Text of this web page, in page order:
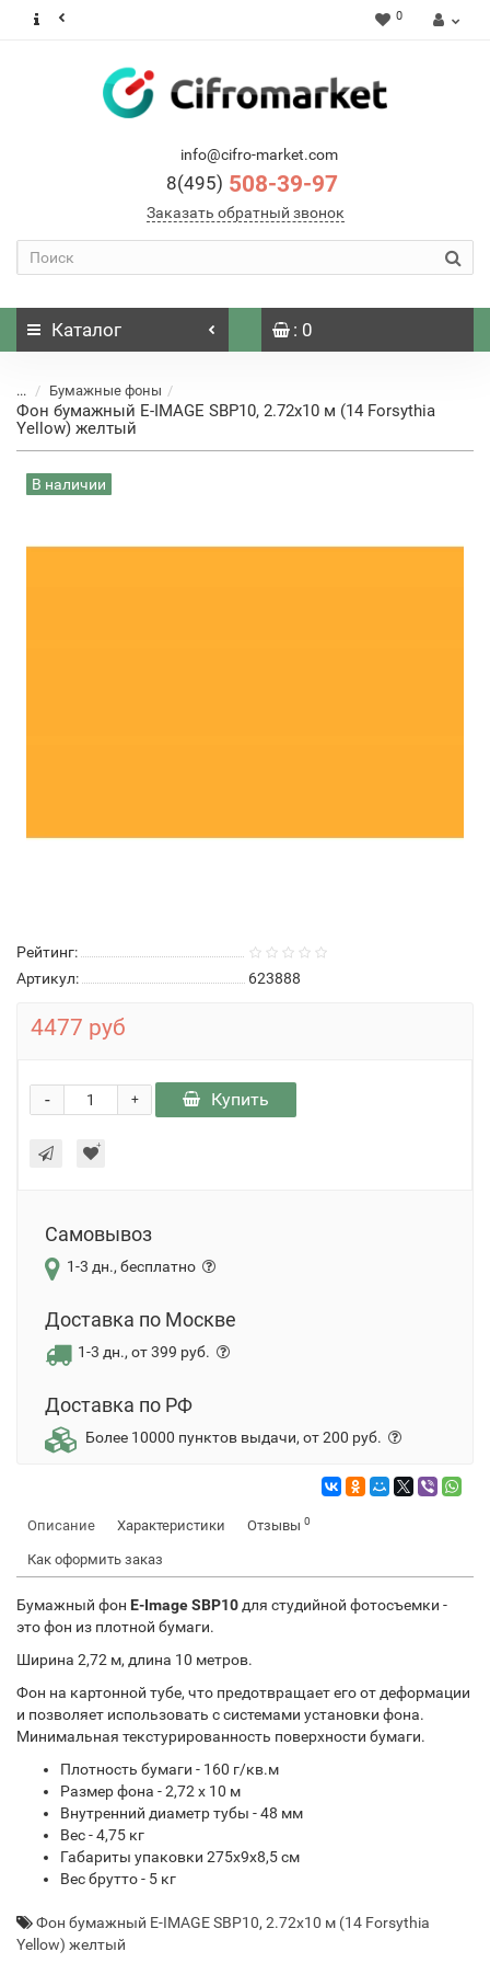
0
info@cifro-market.com
8(495) 508-39-97
Заказать обратный звонок
Каталог : 0
... Бумажные фоны
Фон бумажный E-IMAGE SBP10, 2.72х10 м (14 Forsythia
Yellow) желтый
В наличии
Рейтинг:
Артикул:
623888
4477 руб
+
- Купить
Самовывоз
1-3 дн., бесплатно
Доставка по Москве
1-3 дн., от 399 руб.
Доставка по РФ
Более 10000 пунктов выдачи, от 200 руб.
Описание Характеристики Отзывы 0
Как оформить заказ
Бумажный фон E-Image SBP10 для студийной фотосъемки -
это фон из плотной бумаги.
Ширина 2,72 м, длина 10 метров.
Фон на картонной тубе, что предотвращает его от деформации
и позволяет использовать с системами установки фона.
Минимальная текстурированность поверхности бумаги.
Плотность бумаги - 160 г/кв.м
Размер фона - 2,72 х 10 м
Внутренний диаметр тубы - 48 мм
Вес - 4,75 кг
Габариты упаковки 275х9х8,5 см
Вес брутто - 5 кг
Фон бумажный E-IMAGE SBP10, 2.72х10 м (14 Forsythia
Yellow) желтый